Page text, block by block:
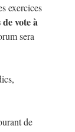
exercices
vote à
sera
de